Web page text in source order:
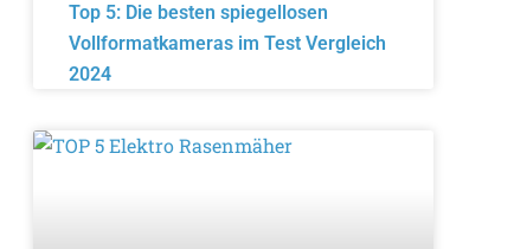
Top 5: Die besten spiegellosen
Vollformatkameras im Test Vergleich
2024